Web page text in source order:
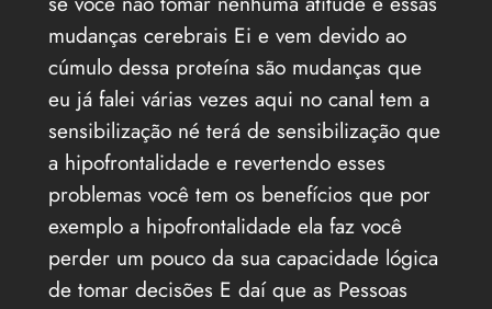
mudanças cerebrais Ei e vem devido ao
cúmulo dessa proteína são mudanças que
eu já falei várias vezes aqui no canal tem a
sensibilização né terá de sensibilização que
a hipofrontalidade e revertendo esses
problemas você tem os benefícios que por
exemplo a hipofrontalidade ela faz você
perder um pouco da sua capacidade lógica
de tomar decisões E daí que as Pessoas